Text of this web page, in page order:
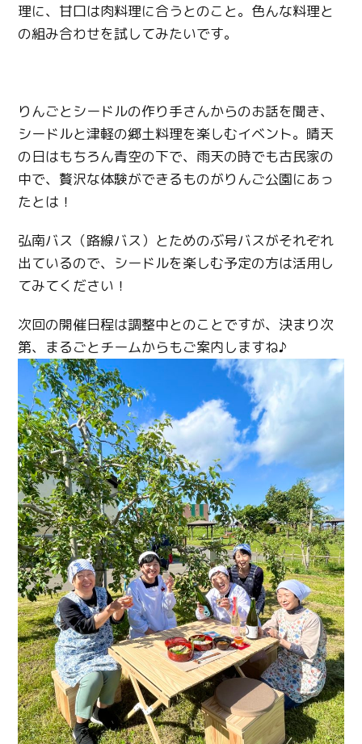
理に、甘口は肉料理に合うとのこと。色んな料理と
の組み合わせを試してみたいです。
りんごとシードルの作り手さんからのお話を聞き、
シードルと津軽の郷土料理を楽しむイベント。晴天
の日はもちろん青空の下で、雨天の時でも古民家の
中で、贅沢な体験ができるものがりんご公園にあっ
たとは！
弘南バス（路線バス）とためのぶ号バスがそれぞれ
出ているので、シードルを楽しむ予定の方は活用し
てみてください！
次回の開催日程は調整中とのことですが、決まり次
第、まるごとチームからもご案内しますね♪